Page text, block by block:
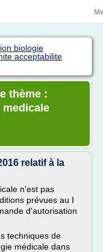
biologie
acceptabilite
thème :
medicale
relatif à la
n'est pas
prévues au I
d'autorisation
techniques de
médicale dans